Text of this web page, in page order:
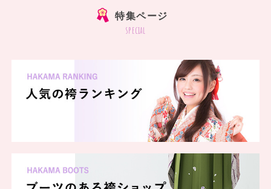
特集ページ
special